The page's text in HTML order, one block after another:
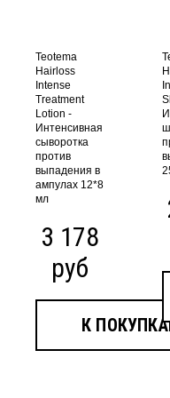
Teotema
Hairloss
Intense
Treatment
Lotion -
Интенсивная
сыворотка
против
выпадения в
ампулах 12*8
мл
3 178
руб
К